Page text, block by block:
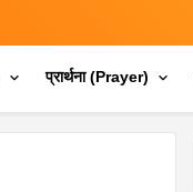
प्रार्थना (Prayer)